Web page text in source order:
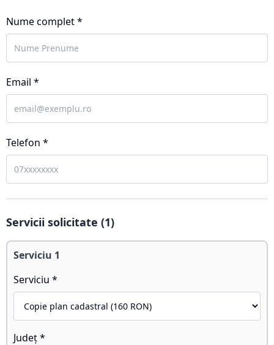
Nume complet *
Email *
Telefon *
Servicii solicitate (1)
Serviciu 1
Serviciu *
Județ *